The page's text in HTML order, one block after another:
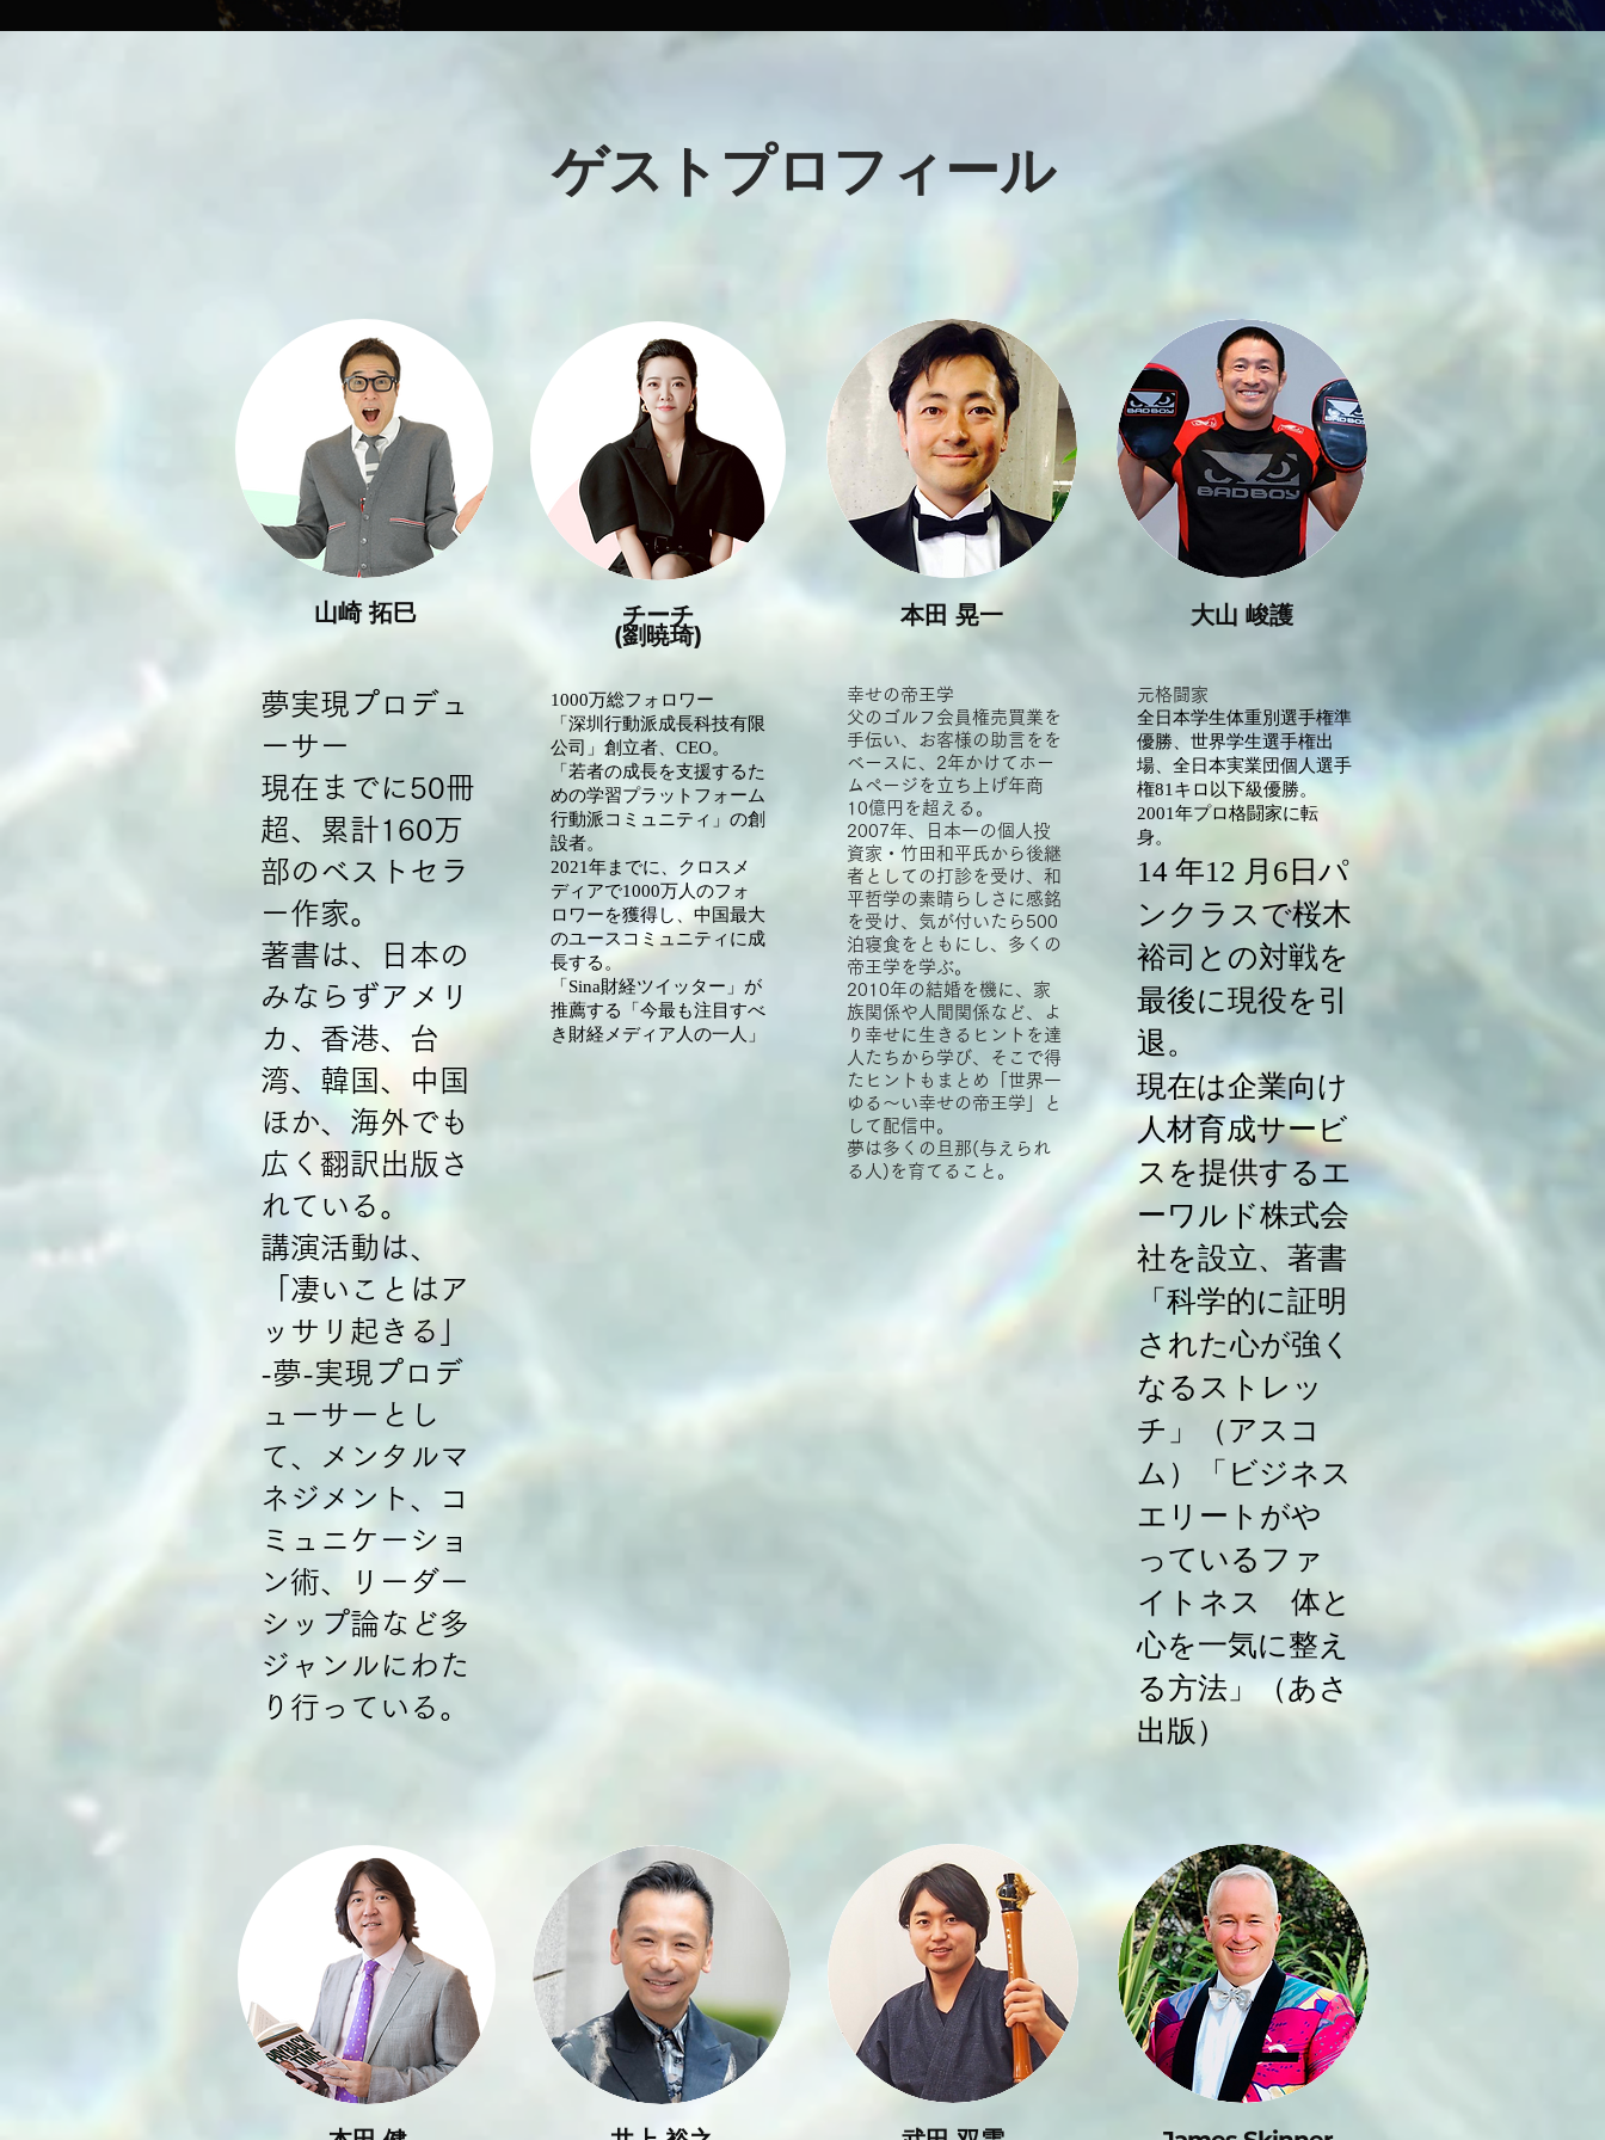
​ゲストプロフィール
​山崎 拓巳
​夢実現プロデュ
ーサー
現在までに50冊
超、累計160万
部のベストセラ
ー作家。
著書は、日本の
みならずアメリ
カ、香港、台
湾、韓国、中国
ほか、海外でも
広く翻訳出版さ
れている。
講演活動は、
「凄いことはア
ッサリ起きる」
-夢-実現プロデ
ューサーとし
て、メンタルマ
ネジメント、コ
ミュニケーショ
ン術、リーダー
シップ論など多
ジャンルにわた
り行っている。
チーチ
(劉暁琦)
1000万総フォロワー
「深圳行動派成長科技有限
公司」創立者、CEO。
「若者の成長を支援するた
めの学習プラットフォーム
行動派コミュニティ」の創
設者。
2021年までに、クロスメ
ディアで1000万人のフォ
ロワーを獲得し、中国最大
のユースコミュニティに成
長する。
「Sina財経ツイッター」が
推薦する「今最も注目すべ
き財経メディア人の一人」
本田 晃一
幸せの帝王学
父のゴルフ会員権売買業を
手伝い、お客様の助言をを
ベースに、2年かけてホー
ムページを立ち上げ年商
10億円を超える。
2007年、日本一の個人投
資家・竹田和平氏から後継
者としての打診を受け、和
平哲学の素晴らしさに感銘
を受け、気が付いたら500
泊寝食をともにし、多くの
帝王学を学ぶ。
2010年の結婚を機に、家
族関係や人間関係など、よ
り幸せに生きるヒントを達
人たちから学び、そこで得
たヒントもまとめ「世界一
ゆる～い幸せの帝王学」と
して配信中。
夢は多くの旦那(与えられ
る人)を育てること。
大山 峻護
​元格闘家
全日本学生体重別選手権準
優勝、世界学生選手権出
場、全日本実業団個人選手
権81キロ以下級優勝。
2001年プロ格闘家に転
身。
14 年12 月6日パ
ンクラスで桜木
裕司との対戦を
最後に現役を引
退。
現在は企業向け
人材育成サービ
スを提供するエ
ーワルド株式会
社を設立、著書
「科学的に証明
された心が強く
なるストレッ
チ」（アスコ
ム）「ビジネス
エリートがや
っているファ
イトネス 体と
心を一気に整え
る方法」（あさ
出版）